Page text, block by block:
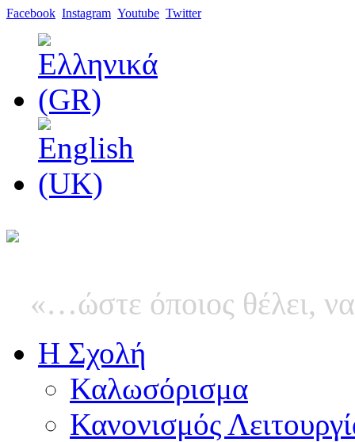
Facebook Instagram Youtube Twitter
«…ώστε όποιος θέλει,
Η Σχολή
Καλωσόρισμα
Κανονισμός